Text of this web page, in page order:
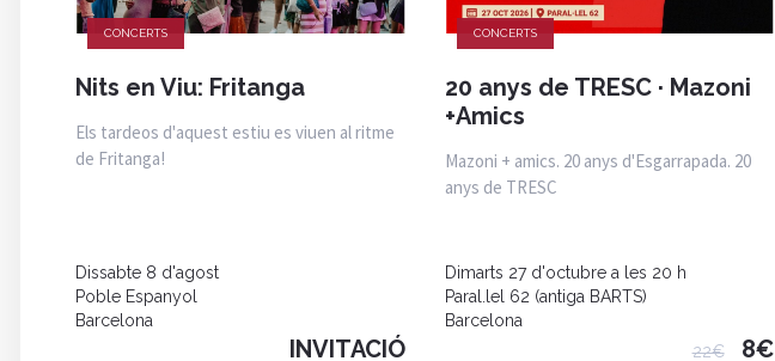
CONCERTS
Nits en Viu: Fritanga
Els tardeos d'aquest estiu es viuen al ritme
de Fritanga!
Dissabte 8 d'agost
Poble Espanyol
Barcelona
INVITACIÓ
CONCERTS
20 anys de TRESC · Mazoni
+Amics
Mazoni + amics. 20 anys d'Esgarrapada. 20
anys de TRESC
Dimarts 27 d'octubre a les 20 h
Paral.lel 62 (antiga BARTS)
Barcelona
22€
8€